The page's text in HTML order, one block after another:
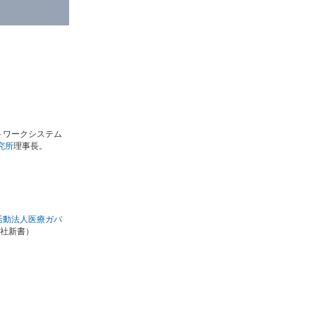
ークシステム
所理事長。
動法人医療ガバ
新書）